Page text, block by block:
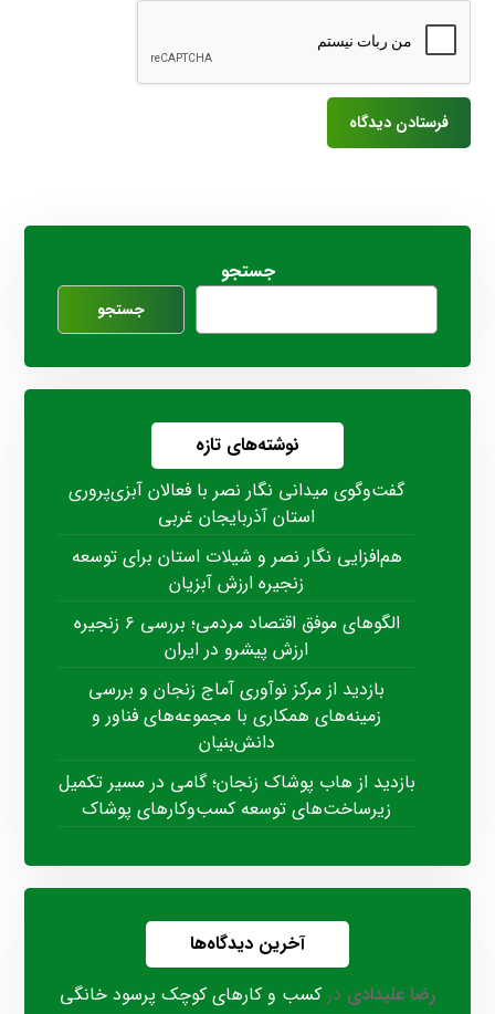
جستجو
جستجو
نوشته‌های تازه
گفت‌وگوی میدانی نگار نصر با فعالان آبزی‌پروری
استان آذربایجان غربی
هم‌افزایی نگار نصر و شیلات استان برای توسعه
زنجیره ارزش آبزیان
الگوهای موفق اقتصاد مردمی؛ بررسی ۶ زنجیره
ارزش پیشرو در ایران
بازدید از مرکز نوآوری آماج زنجان و بررسی
زمینه‌های همکاری با مجموعه‌های فناور و
دانش‌بنیان
بازدید از هاب پوشاک زنجان؛ گامی در مسیر تکمیل
زیرساخت‌های توسعه کسب‌وکارهای پوشاک
آخرین دیدگاه‌ها
رضا علیدادی در کسب و کارهای کوچک پرسود خانگی